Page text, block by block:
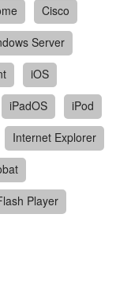
Cisco
Server
iOS
iPadOS
iPod
Internet Explorer
Player